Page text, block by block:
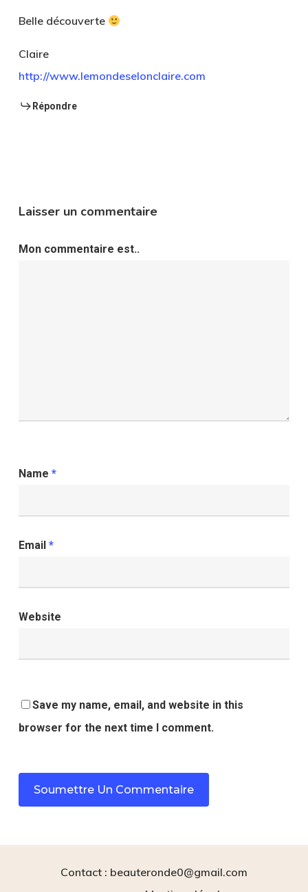
Belle découverte
Claire
http://www.lemondeselonclaire.com
Répondre
Laisser un commentaire
Mon commentaire est..
Name *
Email *
Website
Save my name, email, and website in this
browser for the next time I comment.
Contact : beauteronde0@gmail.com